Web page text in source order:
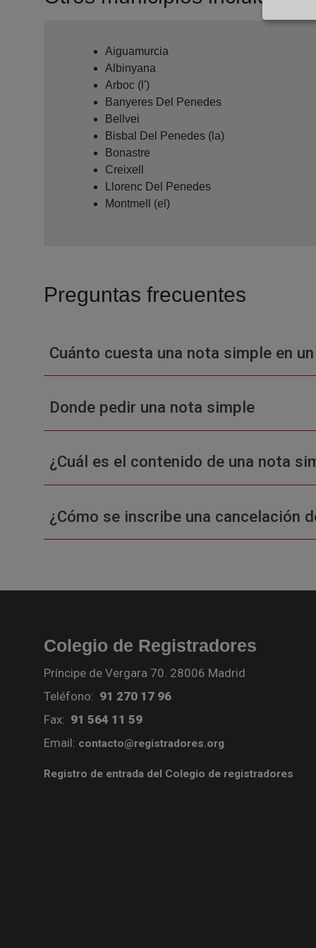
Aiguamurcia
Albinyana
Arboc (l')
Banyeres Del Penedes
Bellvei
Bisbal Del Penedes (la)
Bonastre
Creixell
Llorenc Del Penedes
Montmell (el)
Preguntas frecuentes
Cuánto cuesta una nota simple en
Donde pedir una nota simple
¿Cuál es el contenido de una nota
¿Cómo se inscribe una cancelación
Colegio de Registradores
Príncipe de Vergara 70. 28006 Madrid
Teléfono: 91 270 17 96
Fax: 91 564 11 59
Email: contacto@registradores.org
Registro de entrada del Colegio de registradores